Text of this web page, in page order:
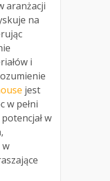
aranżacji
na
i
jest
w pełni
w
w